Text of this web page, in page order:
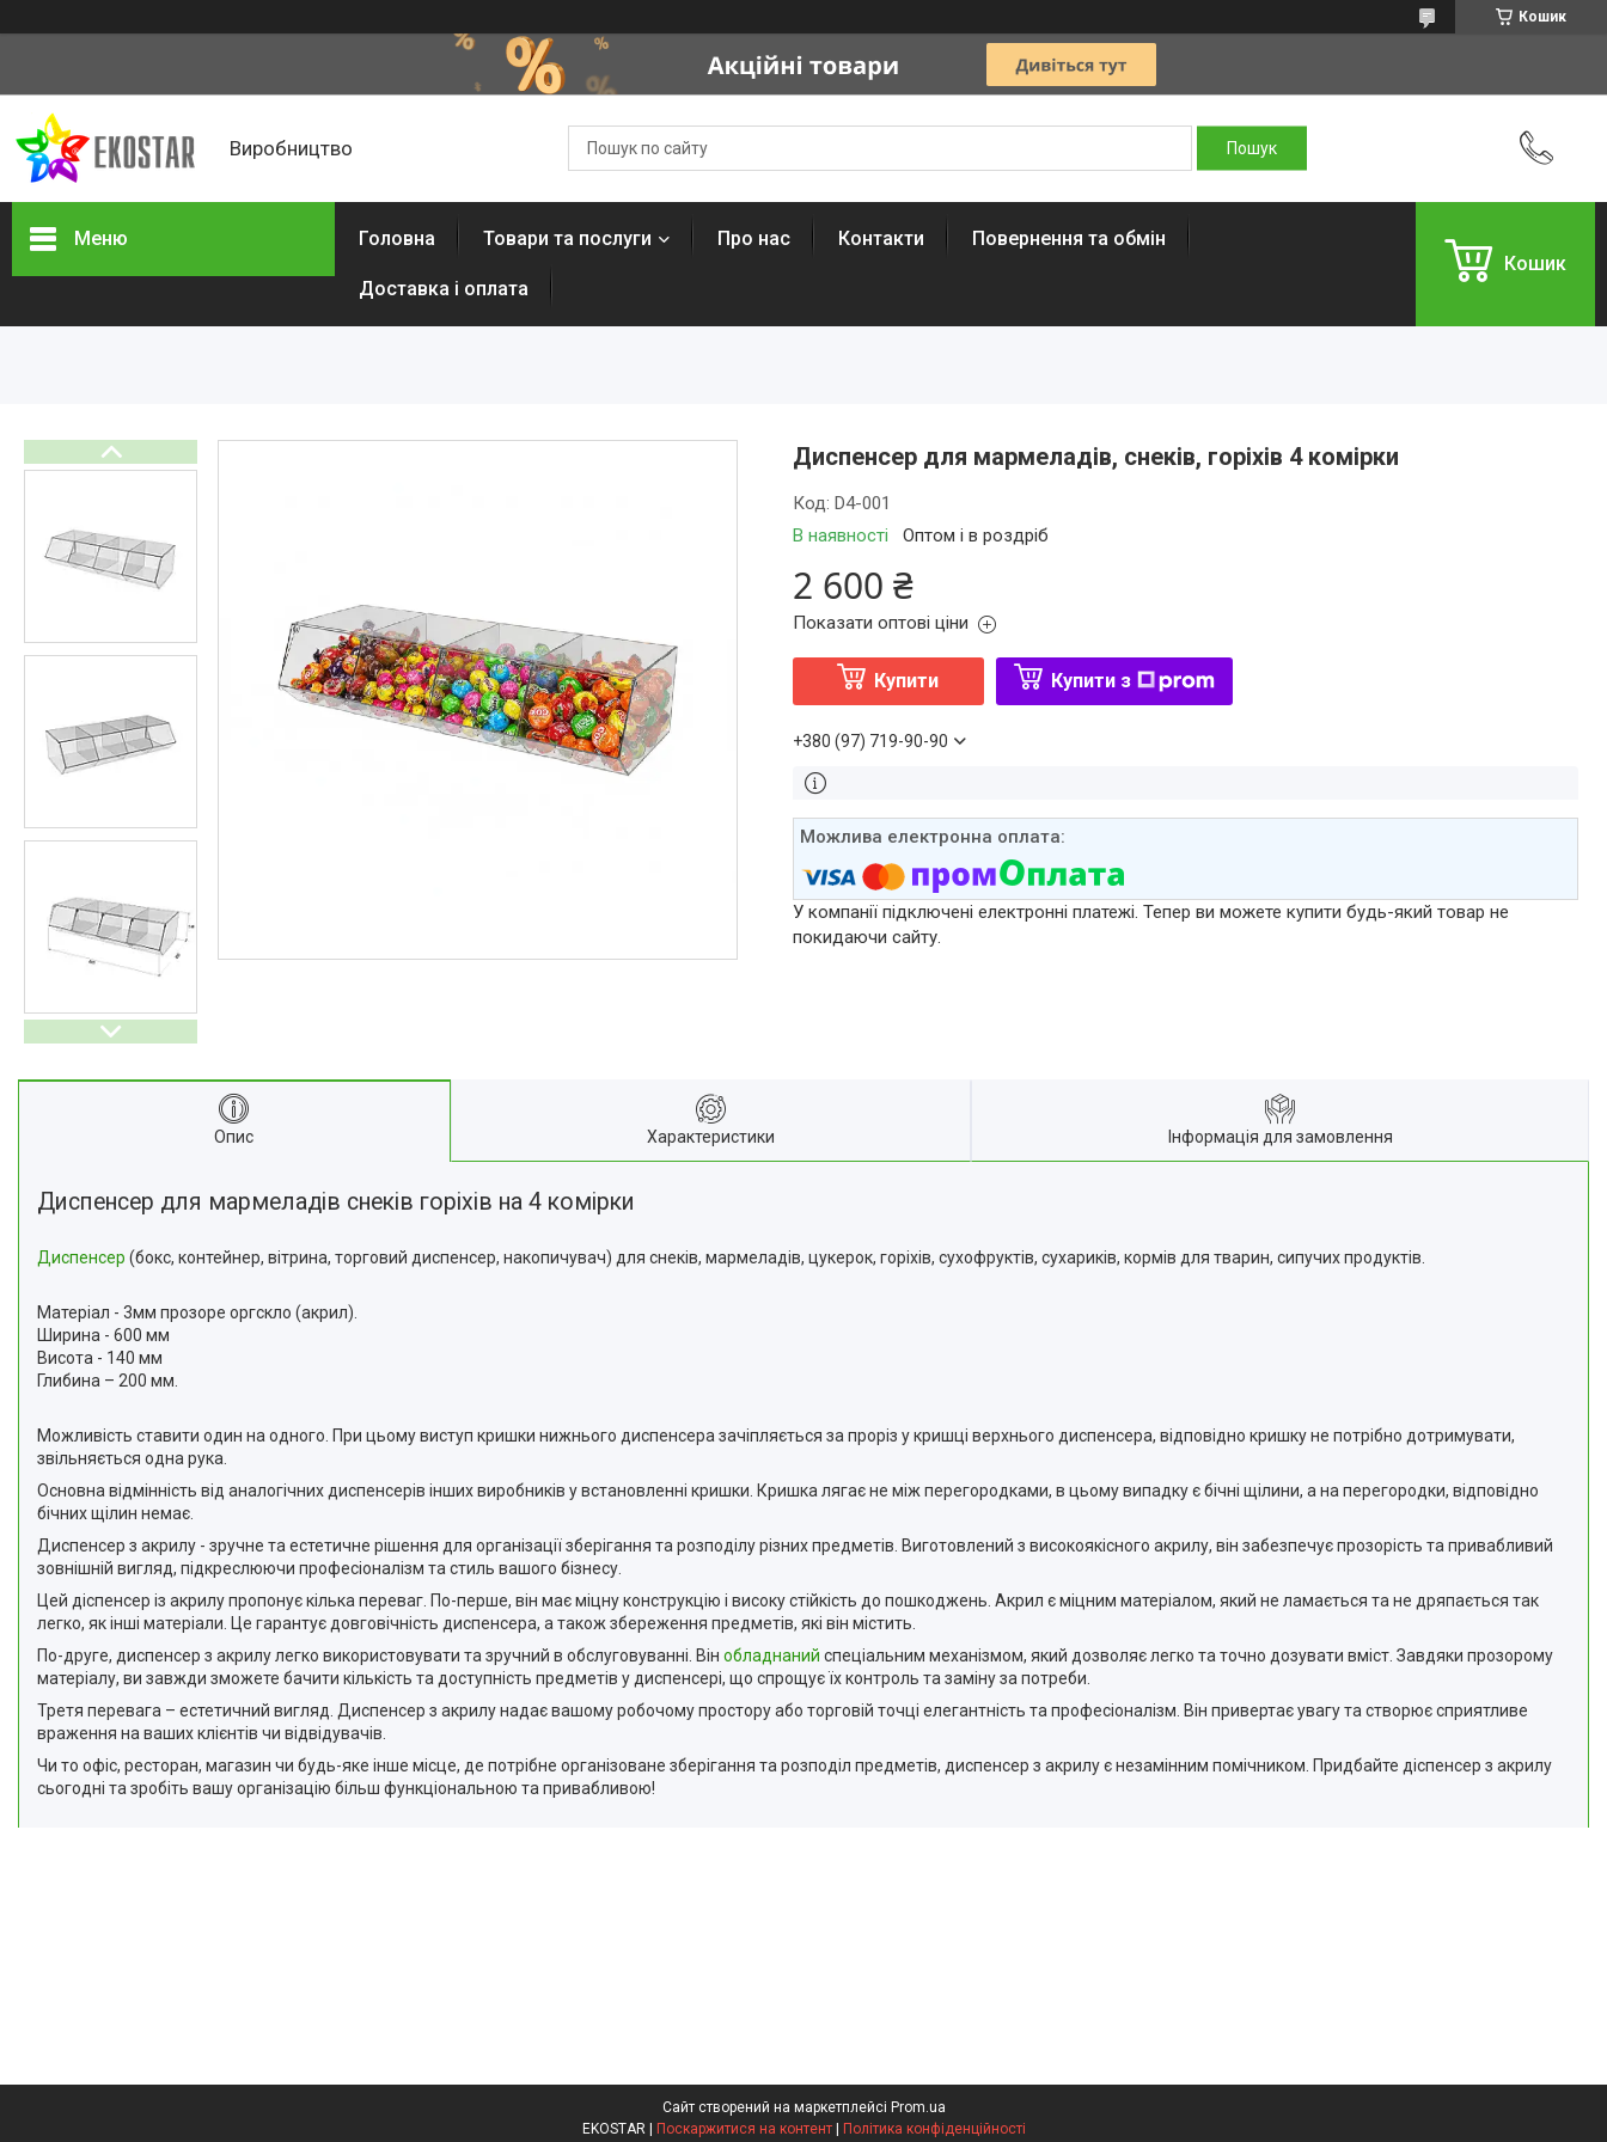
Кошик
Виробництво
Меню Головна Товари та послуги Про нас Контакти Повернення та обмін
Доставка і оплата
Кошик
Диспенсер для мармеладів, снеків, горіхів 4 комірки
В наявності Оптом і в роздріб
Код: D4-001
2 600 ₴
Показати оптові ціни
Купити Купити з
+380 (97) 719-90-90
У компанії підключені електронні платежі. Тепер ви можете купити будь-який товар не
покидаючи сайту.
Опис Характеристики Інформація для замовлення
Диспенсер для мармеладів снеків горіхів на 4 комірки
Диспенсер (бокс, контейнер, вітрина, торговий диспенсер, накопичувач) для снеків, мармеладів, цукерок, горіхів, сухофруктів, сухариків, кормів для тварин, сипучих продуктів.
Матеріал - 3мм прозоре оргскло (акрил).
Ширина - 600 мм
Висота - 140 мм
Глибина – 200 мм.
Можливість ставити один на одного. При цьому виступ кришки нижнього диспенсера зачіпляється за проріз у кришці верхнього диспенсера, відповідно кришку не потрібно дотримувати,
звільняється одна рука.
Основна відмінність від аналогічних диспенсерів інших виробників у встановленні кришки. Кришка лягає не між перегородками, в цьому випадку є бічні щілини, а на перегородки, відповідно
бічних щілин немає.
Диспенсер з акрилу - зручне та естетичне рішення для організації зберігання та розподілу різних предметів. Виготовлений з високоякісного акрилу, він забезпечує прозорість та привабливий
зовнішній вигляд, підкреслюючи професіоналізм та стиль вашого бізнесу.
Цей діспенсер із акрилу пропонує кілька переваг. По-перше, він має міцну конструкцію і високу стійкість до пошкоджень. Акрил є міцним матеріалом, який не ламається та не дряпається так
легко, як інші матеріали. Це гарантує довговічність диспенсера, а також збереження предметів, які він містить.
По-друге, диспенсер з акрилу легко використовувати та зручний в обслуговуванні. Він обладнаний спеціальним механізмом, який дозволяє легко та точно дозувати вміст. Завдяки прозорому
матеріалу, ви завжди зможете бачити кількість та доступність предметів у диспенсері, що спрощує їх контроль та заміну за потреби.
Третя перевага – естетичний вигляд. Диспенсер з акрилу надає вашому робочому простору або торговій точці елегантність та професіоналізм. Він привертає увагу та створює сприятливе
враження на ваших клієнтів чи відвідувачів.
Чи то офіс, ресторан, магазин чи будь-яке інше місце, де потрібне організоване зберігання та розподіл предметів, диспенсер з акрилу є незамінним помічником. Придбайте діспенсер з акрилу
сьогодні та зробіть вашу організацію більш функціональною та привабливою!
Сайт створений на маркетплейсі Prom.ua
EKOSTAR | Поскаржитися на контент | Політика конфіденційності